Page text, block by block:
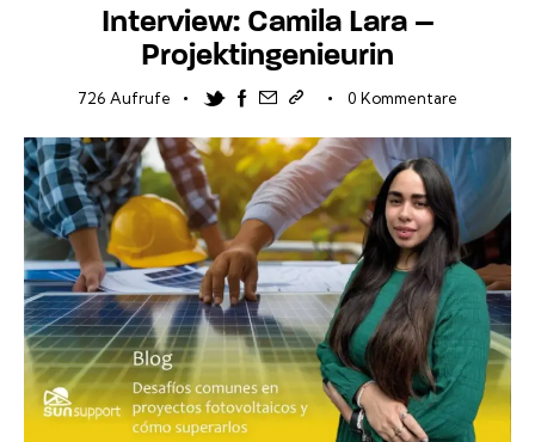
Interview: Camila Lara –
Projektingenieurin
726 Aufrufe Twitter-new
Facebook
Share-email
Link kopieren
0 Kommentare